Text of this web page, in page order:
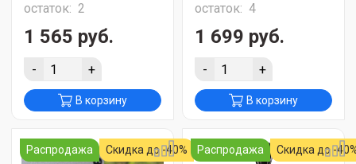
остаток: 2
1 565 руб.
- +
В корзину
остаток: 4
1 699 руб.
- +
В корзину
Распродажа Скидка до -40% Распродажа Скидка до -